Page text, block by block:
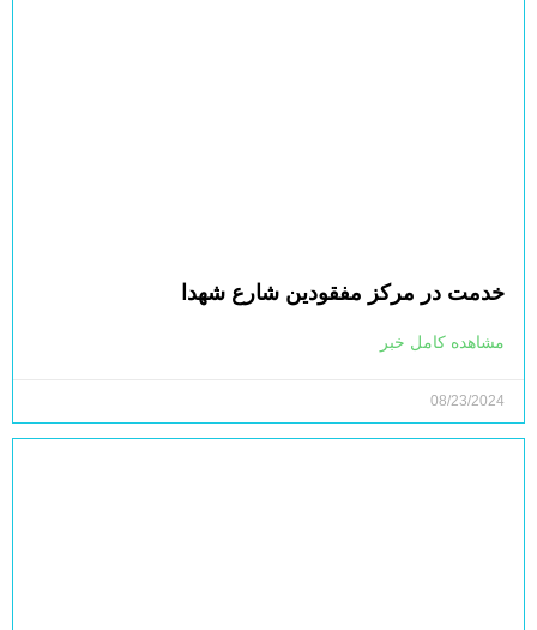
خدمت در مرکز مفقودین شارع شهدا
مشاهده کامل خبر
08/23/2024